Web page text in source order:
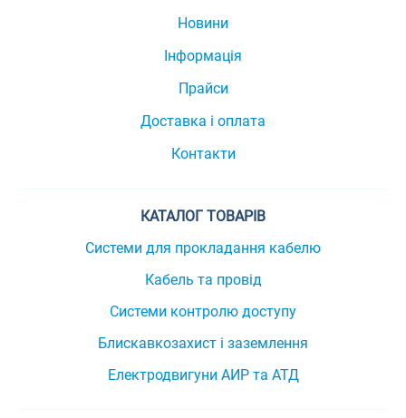
Новини
Інформація
Прайси
Доставка і оплата
Контакти
КАТАЛОГ ТОВАРІВ
Системи для прокладання кабелю
Кабель та провід
Системи контролю доступу
Блискавкозахист і заземлення
Електродвигуни АИР та АТД